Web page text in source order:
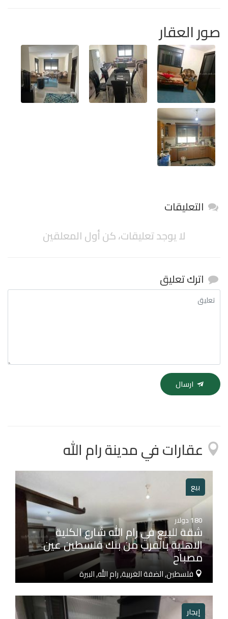
صور العقار
التعليقات
لا يوجد تعليقات، كن أول المعلقين
اترك تعليق
ارسال
عقارات في مدينة رام الله
بيع
180دولار
شقة للبيع في رام الله شارع الكلية
الاهلية بالقرب من بنك فلسطين عين
مصباح
فلسطين, الضفة الغربية, رام الله, البيرة
إيجار